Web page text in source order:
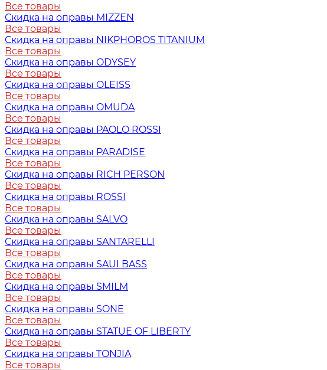
Все товары
Скидка на оправы MIZZEN
Все товары
Скидка на оправы NIKPHOROS TITANIUM
Все товары
Скидка на оправы ODYSEY
Все товары
Скидка на оправы OLEISS
Все товары
Скидка на оправы OMUDA
Все товары
Скидка на оправы PAOLO ROSSI
Все товары
Скидка на оправы PARADISE
Все товары
Скидка на оправы RICH PERSON
Все товары
Скидка на оправы ROSSI
Все товары
Скидка на оправы SALVO
Все товары
Скидка на оправы SANTARELLI
Все товары
Скидка на оправы SAUI BASS
Все товары
Скидка на оправы SMILM
Все товары
Скидка на оправы SONE
Все товары
Скидка на оправы STATUE OF LIBERTY
Все товары
Скидка на оправы TONJIA
Все товары